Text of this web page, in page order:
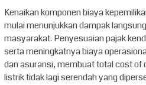
Kenaikan komponen biaya
mulai menunjukkan dampak
masyarakat. Penyesuaian pajak
serta meningkatnya biaya
dan asuransi, membuat total cost of
listrik tidak lagi serendah yang